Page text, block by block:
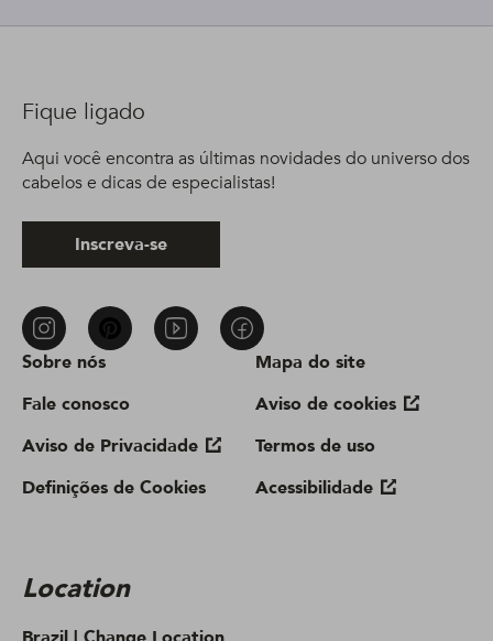
Sobre nós
Fale conosco
Aviso de Privacidade
Definições de Cookies
Mapa do site
Aviso de cookies
Termos de uso
Acessibilidade
Location
Fique ligado
Aqui você encontra as últimas novidades do universo dos
cabelos e dicas de especialistas!
Inscreva-se